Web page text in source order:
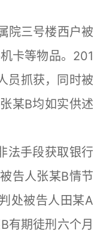
三号楼西户被
卡等物品。201
员抓获，同时被
某B均如实供述
手段获取银行
告人张某B情节
处被告人田某A
有期徒刑六个月